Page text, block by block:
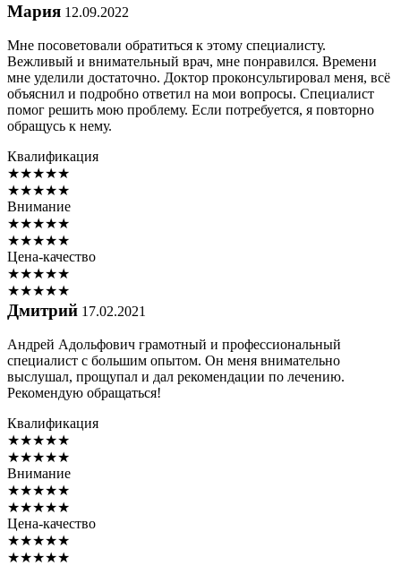
Мария 12.09.2022
Мне посоветовали обратиться к этому специалисту.
Вежливый и внимательный врач, мне понравился. Времени
мне уделили достаточно. Доктор проконсультировал меня, всё
объяснил и подробно ответил на мои вопросы. Специалист
помог решить мою проблему. Если потребуется, я повторно
обращусь к нему.
Квалификация
★★★★★
★★★★★
Внимание
★★★★★
★★★★★
Цена-качество
★★★★★
★★★★★
Дмитрий 17.02.2021
Андрей Адольфович грамотный и профессиональный
специалист с большим опытом. Он меня внимательно
выслушал, прощупал и дал рекомендации по лечению.
Рекомендую обращаться!
Квалификация
★★★★★
★★★★★
Внимание
★★★★★
★★★★★
Цена-качество
★★★★★
★★★★★